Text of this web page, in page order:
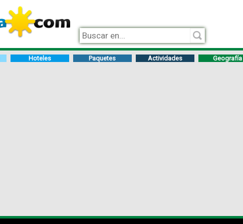
Hoteles Paquetes Actividades Geografía